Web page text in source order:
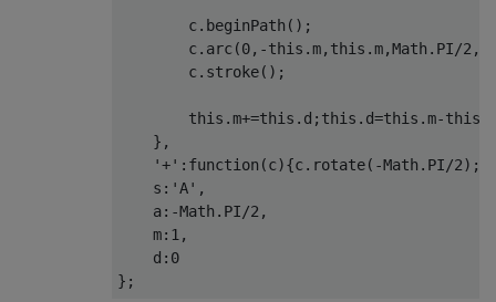
    ']':function(c){c.restore();},
    s:'X',
        c.beginPath();
c.arc(0,-this.m,this.m,Math.PI/
        c.stroke();
this.m+=this.d;this.d=this.m-
    },
'+':function(c){c.rotate(-Math.PI/
    s:'A',
    a:-Math.PI/2,
    m:1,
    d:0